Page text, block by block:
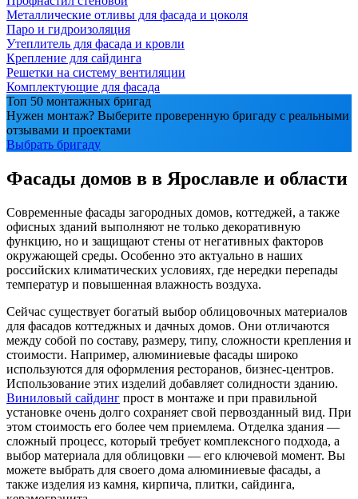
Металлические отливы для фасада и цоколя
Паро и гидроизоляция
Утеплитель для фасада и кровли
Крепление для сайдинга
Решетки на систему вентиляции
Комплектующие для фасада
Топ 50 монтажных бригад
Нужен монтаж? Выберите проверенную бригаду с реальными
отзывами и проектами
Выбрать бригаду
Фасады домов в в Ярославле и области
Современные фасады загородных домов, коттеджей, а также
офисных зданий выполняют не только декоративную
функцию, но и защищают стены от негативных факторов
окружающей среды. Особенно это актуально в наших
российских климатических условиях, где нередки перепады
температур и повышенная влажность воздуха.
Сейчас существует богатый выбор облицовочных материалов
для фасадов коттеджных и дачных домов. Они отличаются
между собой по составу, размеру, типу, сложности крепления и
стоимости. Например, алюминиевые фасады широко
используются для оформления ресторанов, бизнес-центров.
Использование этих изделий добавляет солидности зданию.
Виниловый сайдинг прост в монтаже и при правильной
установке очень долго сохраняет свой первозданный вид. При
этом стоимость его более чем приемлема. Отделка здания —
сложный процесс, который требует комплексного подхода, а
выбор материала для облицовки — его ключевой момент. Вы
можете выбрать для своего дома алюминиевые фасады, а
также изделия из камня, кирпича, плитки, сайдинга,